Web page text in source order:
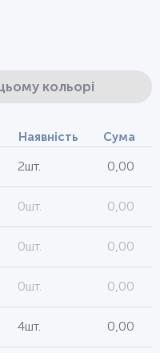
кольорі
Наявність Сума
2шт. 0,00
0шт. 0,00
0шт. 0,00
0шт. 0,00
4шт. 0,00